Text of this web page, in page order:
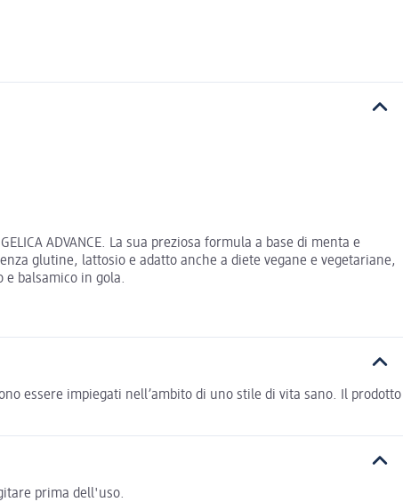
ADVANCE. La sua preziosa formula a base di menta e
glutine, lattosio e adatto anche a diete vegane e vegetariane,
e balsamico in gola.
essere impiegati nell’ambito di uno stile di vita sano. Il prodotto
prima dell'uso.